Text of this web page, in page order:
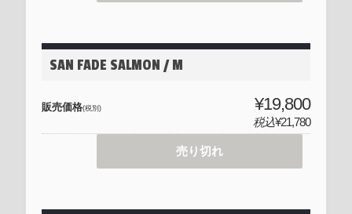
SAN FADE SALMON / M
販売価格(税別) ¥19,800
税込¥21,780
売り切れ